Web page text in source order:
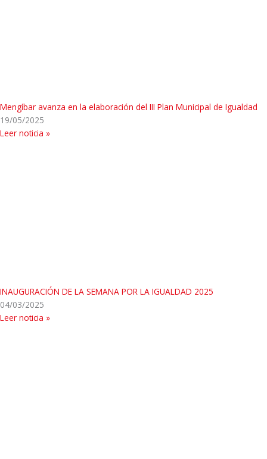
Mengíbar avanza en la elaboración del III Plan Municipal de Igualdad
19/05/2025
Leer noticia »
INAUGURACIÓN DE LA SEMANA POR LA IGUALDAD 2025
04/03/2025
Leer noticia »